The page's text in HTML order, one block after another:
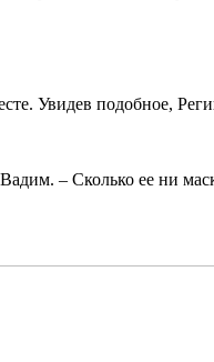
Увидев подобное,
– Сколько ее ни